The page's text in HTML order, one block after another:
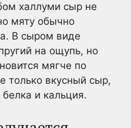
халлуми сыр не
мяту обычно
В сыром виде
на ощупь, но
мягче по
только вкусный сыр,
и кальция.